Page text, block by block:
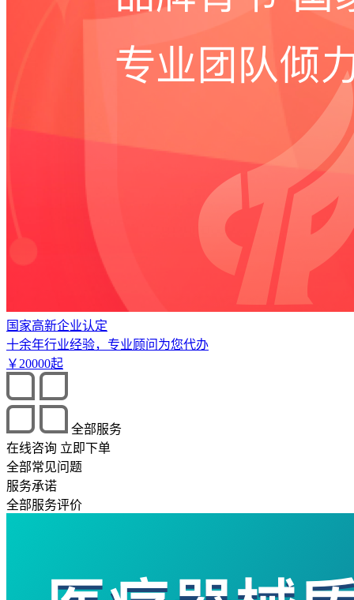
国家高新企业认定
十余年行业经验，专业顾问为您代办
￥ 20000起
全部服务
在线咨询 立即下单
全部常见问题
服务承诺
全部服务评价